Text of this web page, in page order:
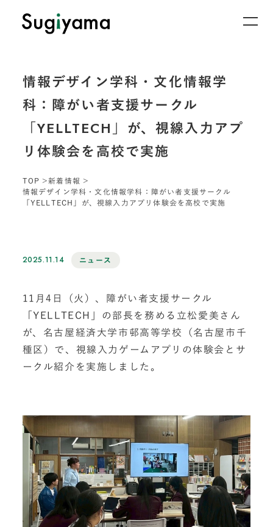
情報デザイン学科・文化情報学
科：障がい者支援サークル
「YELLTECH」が、視線入力アプ
リ体験会を高校で実施
TOP
新着情報
情報デザイン学科・文化情報学科：障がい者支援サークル
「YELLTECH」が、視線入力アプリ体験会を高校で実施
2025.11.14 ニュース
11月4日（火）、障がい者支援サークル
「YELLTECH」の部長を務める立松愛美さん
が、名古屋経済大学市邨高等学校（名古屋市千
種区）で、視線入力ゲームアプリの体験会とサ
ークル紹介を実施しました。